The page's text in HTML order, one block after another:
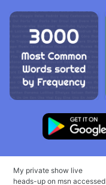
My private show live
heads-up on msn accessed